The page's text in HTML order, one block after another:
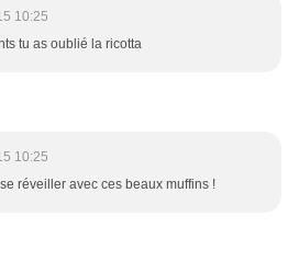
10:25
tu as oublié la ricotta
10:25
réveiller avec ces beaux muffins !